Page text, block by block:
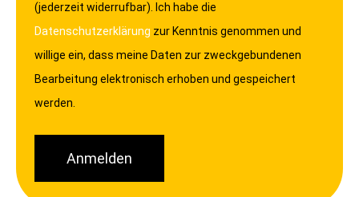
(jederzeit widerrufbar). Ich habe die
Datenschutzerklärung zur Kenntnis genommen und
willige ein, dass meine Daten zur zweckgebundenen
Bearbeitung elektronisch erhoben und gespeichert
werden.
Anmelden